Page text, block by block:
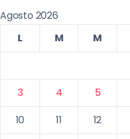
Agosto 2026
L
M M
3
4 5
10
11 12